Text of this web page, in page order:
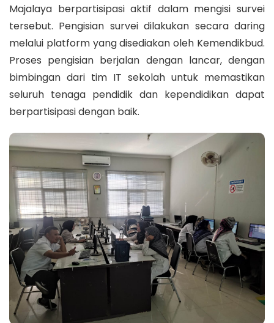
Majalaya berpartisipasi aktif dalam mengisi survei
tersebut. Pengisian survei dilakukan secara daring
melalui platform yang disediakan oleh Kemendikbud.
Proses pengisian berjalan dengan lancar, dengan
bimbingan dari tim IT sekolah untuk memastikan
seluruh tenaga pendidik dan kependidikan dapat
berpartisipasi dengan baik.